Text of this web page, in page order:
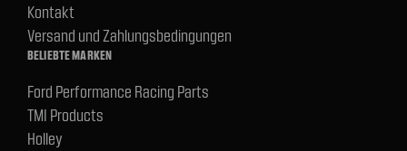
Kontakt
Versand und Zahlungsbedingungen
BELIEBTE MARKEN
Ford Performance Racing Parts
TMI Products
Holley